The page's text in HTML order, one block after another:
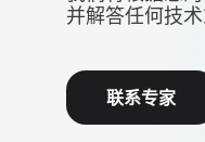
并解答任何技术
联系专家